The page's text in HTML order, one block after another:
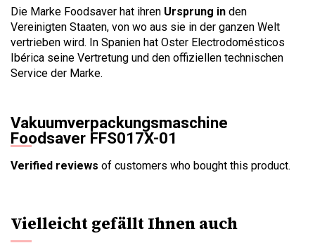
Die Marke Foodsaver hat ihren Ursprung in den
Vereinigten Staaten, von wo aus sie in der ganzen Welt
vertrieben wird. In Spanien hat Oster Electrodomésticos
Ibérica seine Vertretung und den offiziellen technischen
Service der Marke.
Vakuumverpackungsmaschine
Foodsaver FFS017X-01
Verified reviews of customers who bought this product.
Vielleicht gefällt Ihnen auch